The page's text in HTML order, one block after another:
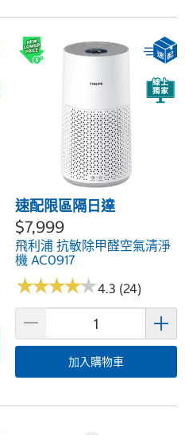
速配限區隔日達
$7,999
飛利浦 抗敏除甲醛空氣清淨
機 AC0917
★★★★★
★★★★★4.3 (24)
加入購物車